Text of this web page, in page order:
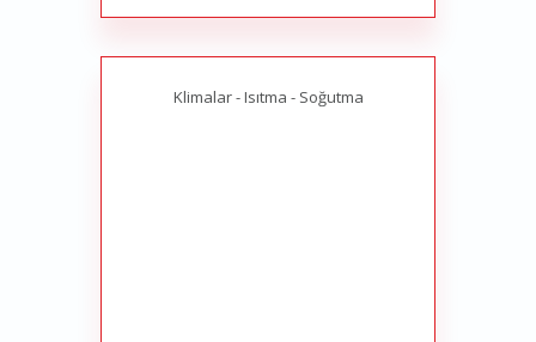
Klimalar - Isıtma - Soğutma